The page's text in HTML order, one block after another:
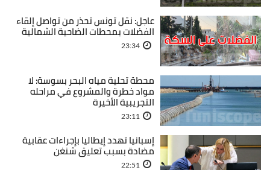
عاجل: نقل تونس تحذر من تواصل إلقاء
الفضلات بمحطات الضاحية الشمالية
23:34
محطة تحلية مياه البحر بسوسة: لا
مواد خطرة والمشروع في مراحله
التجريبية الأخيرة
23:11
إسبانيا تهدد إيطاليا بإجراءات عقابية
مضادة بسبب تعليق شنغن
22:51